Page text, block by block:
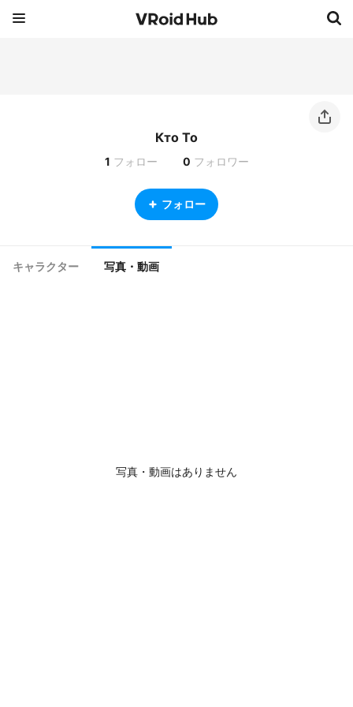
Кто То
1 フォロー 0 フォロワー
フォロー
キャラクター 写真・動画
写真・動画はありません